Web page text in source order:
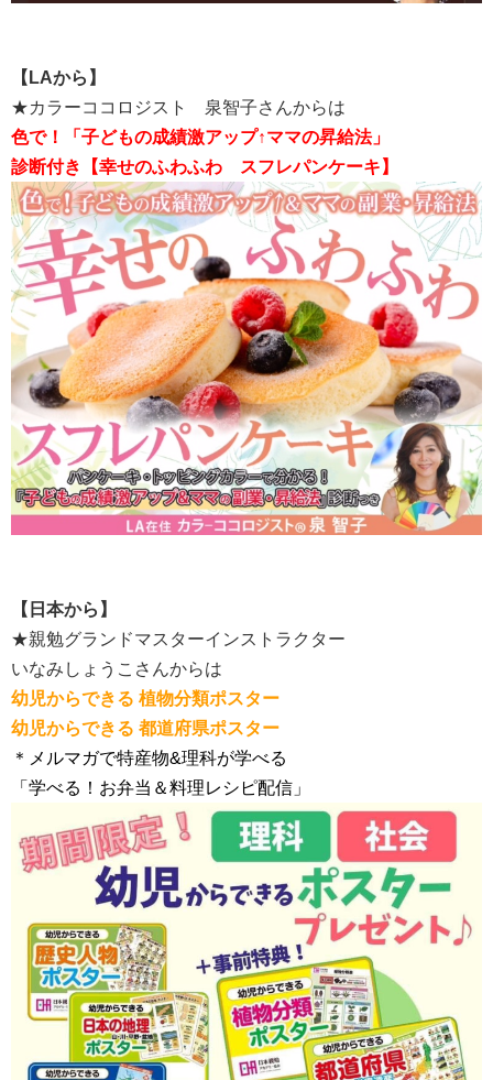
【LAから】
★カラーココロジスト 泉智子さんからは
色で！「子どもの成績激アップ↑ママの昇給法」
診断付き【幸せのふわふわ スフレパンケーキ】
【日本から】
★親勉グランドマスターインストラクター
いなみしょうこさんからは
幼児からできる 植物分類ポスター
幼児からできる 都道府県ポスター
＊メルマガで特産物&理科が学べる
「学べる！お弁当＆料理レシピ配信」